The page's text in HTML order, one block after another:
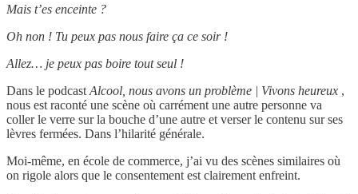
Mais t’es enceinte ?
Oh non ! Tu peux pas nous faire ça ce soir !
Allez… je peux pas boire tout seul !
Dans le podcast Alcool, nous avons un problème | Vivons heureux ,
nous est raconté une scène où carrément une autre personne va
coller le verre sur la bouche d’une autre et verser le contenu sur ses
lèvres fermées. Dans l’hilarité générale.
Moi-même, en école de commerce, j’ai vu des scènes similaires où
on rigole alors que le consentement est clairement enfreint.